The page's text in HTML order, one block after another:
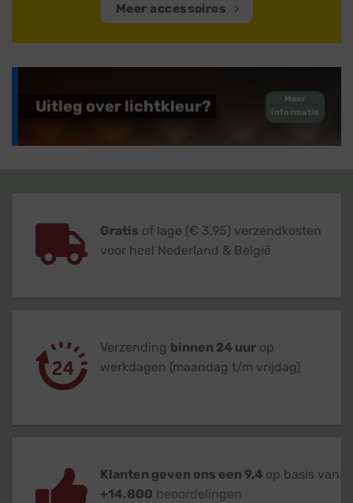
Meer accessoires
Uitleg over lichtkleur?
Meer
informatie
Gratis of lage (€ 3,95) verzendkosten
voor heel Nederland & België
Verzending binnen 24 uur op
werkdagen (maandag t/m vrijdag)
Klanten geven ons een 9,4 op basis van
+14.800 beoordelingen